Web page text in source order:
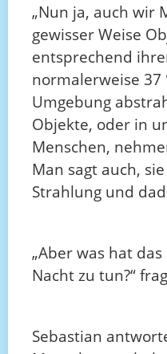
„Nun ja, auch wir
gewisser Weise
entsprechend
normalerweise 37
Umgebung
Objekte, oder in
Menschen,
Man sagt auch,
Strahlung und
„Aber was hat
Nacht zu tun?“
Sebastian